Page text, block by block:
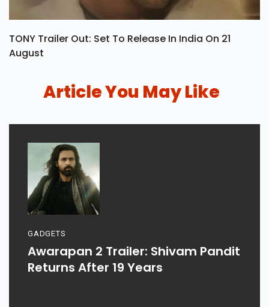
TONY Trailer Out: Set To Release In India On 21
August
Article You May Like
GADGETS
Awarapan 2 Trailer: Shivam Pandit
Returns After 19 Years